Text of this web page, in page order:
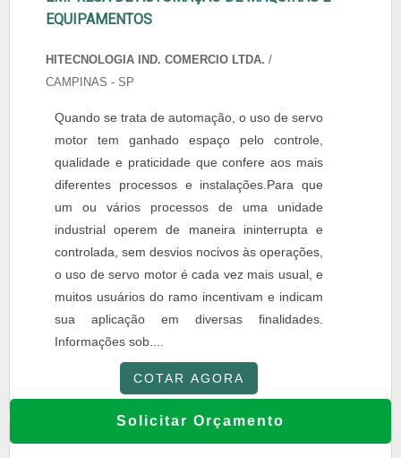
EQUIPAMENTOS
HITECNOLOGIA IND. COMERCIO LTDA. /
CAMPINAS - SP
Quando se trata de automação, o uso de servo
motor tem ganhado espaço pelo controle,
qualidade e praticidade que confere aos mais
diferentes processos e instalações.Para que
um ou vários processos de uma unidade
industrial operem de maneira ininterrupta e
controlada, sem desvios nocivos às operações,
o uso de servo motor é cada vez mais usual, e
muitos usuários do ramo incentivam e indicam
sua aplicação em diversas finalidades.
Informações sob....
COTAR AGORA
Solicitar Orçamento